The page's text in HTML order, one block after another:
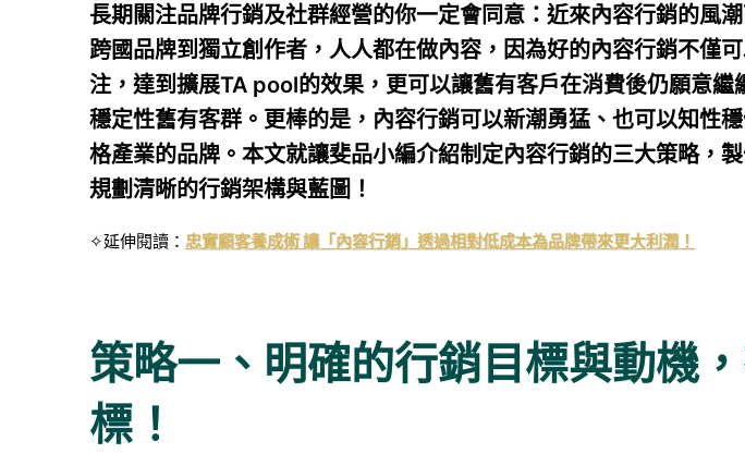
長期關注品牌行銷及社群經營的你一定會同意：近來內容行銷的風
跨國品牌到獨立創作者，人人都在做內容，因為好的內容行銷不僅
注，達到擴展TA pool的效果，更可以讓舊有客戶在消費後仍願意繼
穩定性舊有客群。更棒的是，內容行銷可以新潮勇猛、也可以知性
格產業的品牌。本文就讓斐品小編介紹制定內容行銷的三大策略，
規劃清晰的行銷架構與藍圖！
✧延伸閱讀： 忠實顧客養成術 讓「內容行銷」透過相對低成本為品牌帶來更大利潤！
策略一、明確的行銷目標與動機
標！